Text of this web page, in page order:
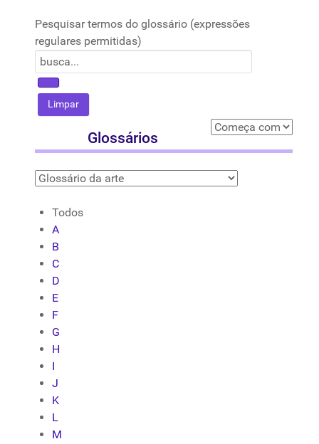
Pesquisar termos do glossário (expressões
regulares permitidas)
Glossários
Todos
A
B
C
D
E
F
G
H
I
J
K
L
M